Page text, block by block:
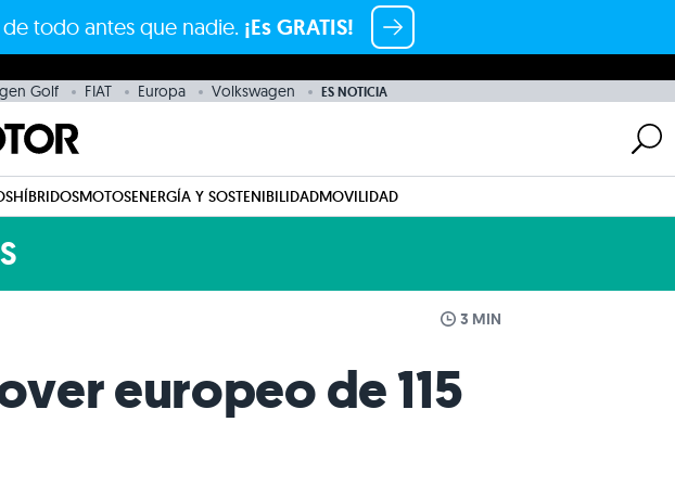
todo antes que nadie. ¡Es GRATIS!
Golf FIAT Europa Volkswagen ES NOTICIA
HÍBRIDOSMOTOSENERGÍA Y SOSTENIBILIDADMOVILIDAD
3 MIN
europeo de 115